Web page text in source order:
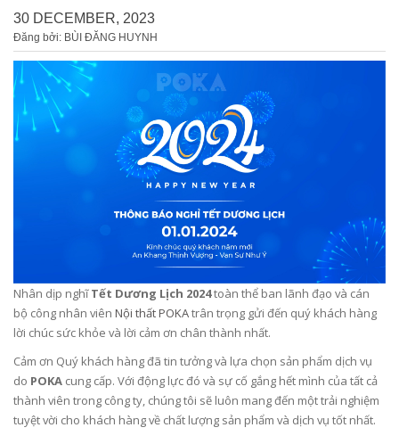
30 DECEMBER, 2023
Đăng bởi: BÙI ĐĂNG HUYNH
Nhân dịp nghĩTết Dương Lịch 2024toàn thể ban lãnh đạo và cán
bộ công nhân viên Nội thất POKAtrân trọng gửi đến quý khách hàng
lời chúc sức khỏe và lời cảm ơn chân thành nhất.
Cảm ơn Quý khách hàng đã tin tưởng và lựa chọn sản phẩm dịch vụ
do POKA cung cấp. Với động lực đó và sự cố gắng hết mình của tất cả
thành viên trong công ty, chúng tôi sẽ luôn mang đến một trải nghiệm
tuyệt vời cho khách hàng về chất lượng sản phẩm và dịch vụ tốt nhất.